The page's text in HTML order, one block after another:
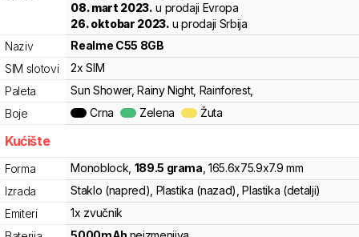
08. mart 2023. u prodaji Evropa
26. oktobar 2023. u prodaji Srbija
Naziv
Realme C55 8GB
SIM slotovi
2x SIM
Paleta
Sun Shower, Rainy Night, Rainforest,
Boje
Crna Zelena Žuta
Kućište
Forma Monoblock 189.5 grama ,165.6x75.9x7.9 mm
Izrada
Staklo (napred), Plastika (nazad), Plastika (detalji)
Emiteri
1x zvučnik